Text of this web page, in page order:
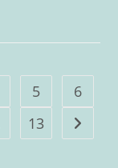
5
6
13 Gehe